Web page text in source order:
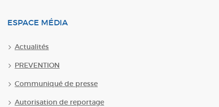
ESPACE MÉDIA
Actualités
PREVENTION
Communiqué de presse
Autorisation de reportage